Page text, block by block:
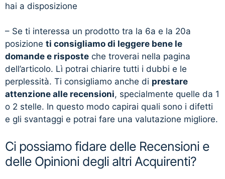
hai a disposizione
– Se ti interessa un prodotto tra la 6a e la 20a
posizione ti consigliamo di leggere bene le
domande e risposte che troverai nella pagina
dell’articolo. Lì potrai chiarire tutti i dubbi e le
perplessità. Ti consigliamo anche di prestare
attenzione alle recensioni, specialmente quelle da 1
o 2 stelle. In questo modo capirai quali sono i difetti
e gli svantaggi e potrai fare una valutazione migliore.
Ci possiamo fidare delle Recensioni e
delle Opinioni degli altri Acquirenti?